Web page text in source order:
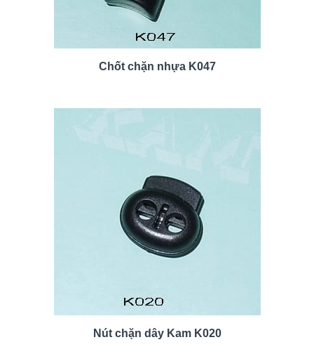
Chốt chặn nhựa K047
Nút chặn dây Kam K020